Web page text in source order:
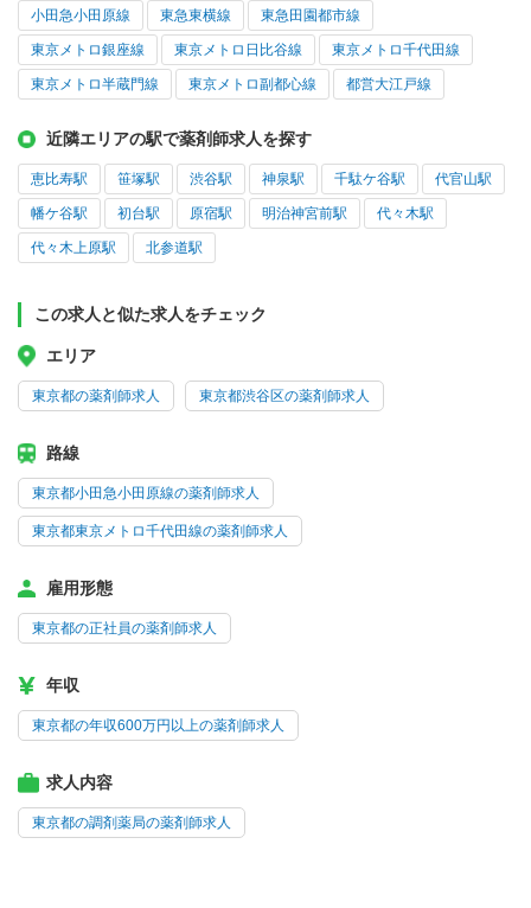
小田急小田原線 東急東横線 東急田園都市線
東京メトロ銀座線 東京メトロ日比谷線 東京メトロ千代田線
東京メトロ半蔵門線 東京メトロ副都心線 都営大江戸線
近隣エリアの駅で薬剤師求人を探す
恵比寿駅 笹塚駅 渋谷駅 神泉駅 千駄ケ谷駅 代官山駅
幡ケ谷駅 初台駅 原宿駅 明治神宮前駅 代々木駅
代々木上原駅 北参道駅
この求人と似た求人をチェック
エリア
東京都の薬剤師求人 東京都渋谷区の薬剤師求人
路線
東京都小田急小田原線の薬剤師求人
東京都東京メトロ千代田線の薬剤師求人
雇用形態
東京都の正社員の薬剤師求人
年収
東京都の年収600万円以上の薬剤師求人
求人内容
東京都の調剤薬局の薬剤師求人